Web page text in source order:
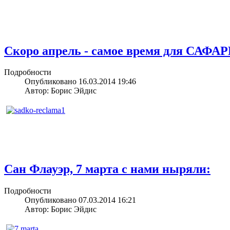
Скоро апрель - самое время для
Подробности
Опубликовано 16.03.2014 19:46
Автор: Борис Эйдис
Сан Флауэр, 7 марта с нами ныряли:
Подробности
Опубликовано 07.03.2014 16:21
Автор: Борис Эйдис